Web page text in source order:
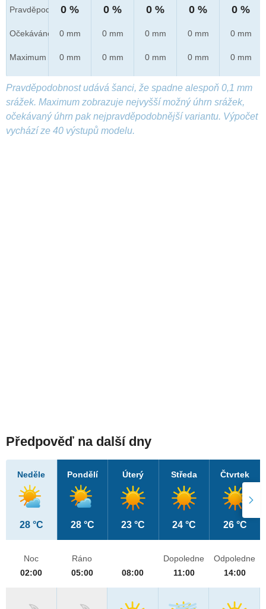
Pravděpod.
Očekáváno
Maximum
0 %
0 mm
0 mm
0 %
0 mm
0 mm
0 %
0 mm
0 mm
0 %
0 mm
0 mm
0 %
0 mm
0 mm
Pravděpodobnost udává šanci, že spadne alespoň 0,1 mm
srážek. Maximum zobrazuje nejvyšší možný úhrn srážek,
očekávaný úhrn pak nejpravděpodobnější variantu. Výpočet
vychází ze 40 výstupů modelu.
Předpověď na další dny
Neděle
28 °C
Pondělí
28 °C
Úterý
23 °C
Středa
24 °C
Čtvrtek
26 °C
Noc
02:00
Ráno
05:00
08:00
Dopoledne
11:00
Odpoledne
14:00